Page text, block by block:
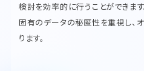
検討を効率的に行うことができま
固有のデータの秘匿性を重視し、
ります。